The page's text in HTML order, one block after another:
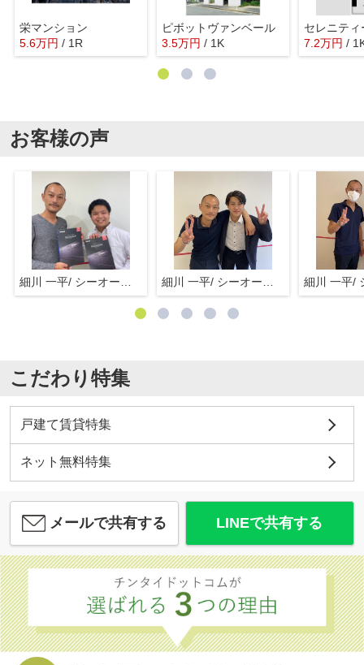
栄マンション
5.6万円 / 1R
ピボットヴァンベール
3.5万円 / 1K
セレニティ
7.2万円 /
お客様の声
こだわり特集
戸建て賃貸特集
ネット無料特集
メールで共有する LINEで共有する